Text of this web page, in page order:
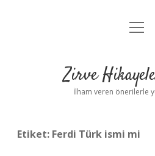
Anasayfa
Yasal
Zirve
İlham veren önerilerle
Etiket: Ferdi Türk ismi mi